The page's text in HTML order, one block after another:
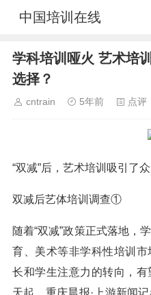
中国培训在线
学科培训哑火 艺术培
选择？
cntrain 5年前 点评
“双减”后，艺术培训吸引了
双减后艺体培训调查①
随着“双减”政策正式落地，
育、美术等非学科性培训
长和学生注意力的转向，
天起，重庆晨报·上游新闻